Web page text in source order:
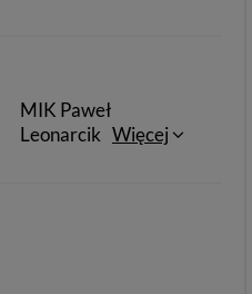
MIK Paweł
Leonarcik Więcej